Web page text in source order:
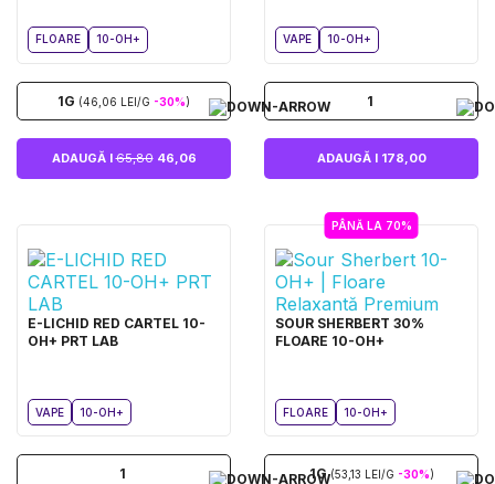
FLOARE 10-OH+
1G (46,06 LEI/G -30%)
ADAUGĂ I65,8046,06
VAPE 10-OH+
1
ADAUGĂ I 178,00
E-LICHID RED CARTEL 10-
OH+ PRT LAB
VAPE 10-OH+
1
PÂNĂ LA 70%
SOUR SHERBERT 30%
FLOARE 10-OH+
FLOARE 10-OH+
1G(53,13 LEI/G -30%)